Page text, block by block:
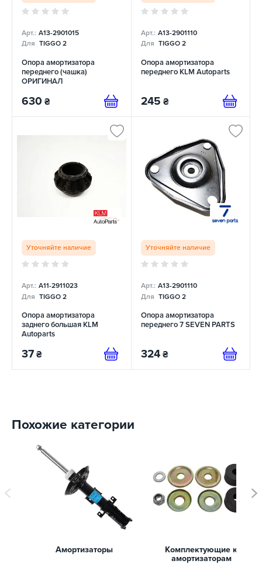
Арт.: A13-2901015
Для TIGGO 2
Опора амортизатора
переднего (чашка)
ОРИГИНАЛ
630 ₴
Арт.: A13-2901110
Для TIGGO 2
Опора амортизатора
переднего KLM Autoparts
245 ₴
Уточняйте наличие
Арт.: A11-2911023
Для TIGGO 2
Опора амортизатора
заднего большая KLM
Autoparts
37 ₴
Уточняйте наличие
Арт.: A13-2901110
Для TIGGO 2
Опора амортизатора
переднего 7 SEVEN PARTS
324 ₴
Похожие категории
Амортизаторы
Комплектующие к
амортизаторам